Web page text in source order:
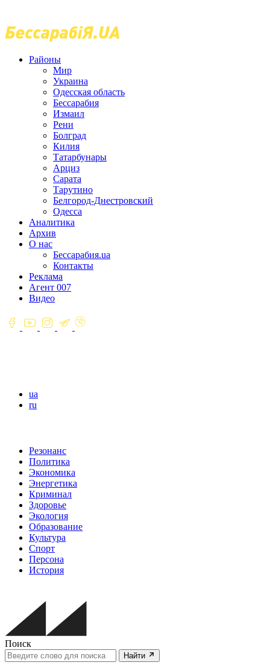
Районы
Мир
Украина
Одесская область
Бессарабия
Измаил
Рени
Болград
Килия
Татарбунары
Арциз
Сарата
Тарутино
Белгород-Днестровский
Одесса
Аналитика
Архив
О нас
Бессарабия.ua
Контакты
Реклама
Агент 007
Видео
ua
ru
Резонанс
Политика
Экономика
Энергетика
Криминал
Здоровье
Экология
Образование
Культура
Спорт
Персона
История
Поиск
Найти